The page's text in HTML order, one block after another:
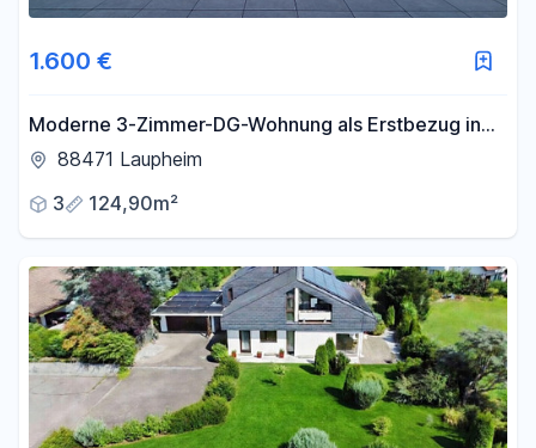
1.600 €
Moderne 3-Zimmer-DG-Wohnung als Erstbezug in
Laupheim
88471 Laupheim
3
124,90m²